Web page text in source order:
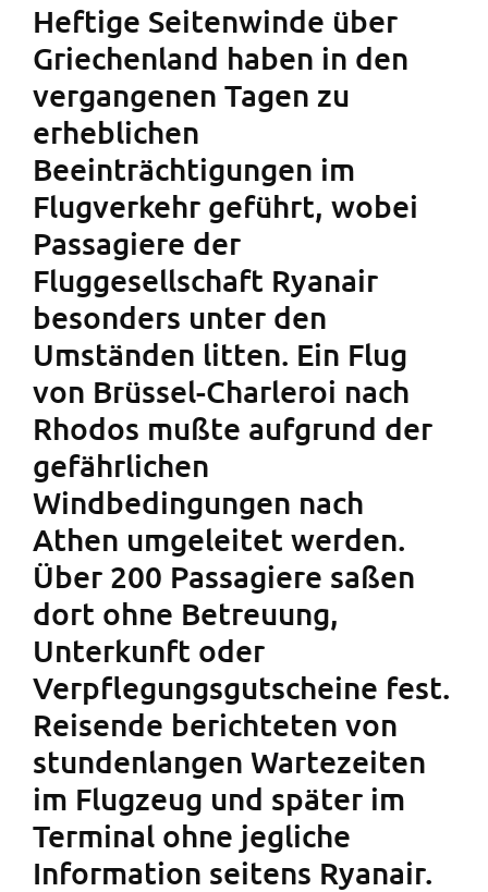
Heftige Seitenwinde über
Griechenland haben in den
vergangenen Tagen zu
erheblichen
Beeinträchtigungen im
Flugverkehr geführt, wobei
Passagiere der
Fluggesellschaft Ryanair
besonders unter den
Umständen litten. Ein Flug
von Brüssel-Charleroi nach
Rhodos mußte aufgrund der
gefährlichen
Windbedingungen nach
Athen umgeleitet werden.
Über 200 Passagiere saßen
dort ohne Betreuung,
Unterkunft oder
Verpflegungsgutscheine fest.
Reisende berichteten von
stundenlangen Wartezeiten
im Flugzeug und später im
Terminal ohne jegliche
Information seitens Ryanair.